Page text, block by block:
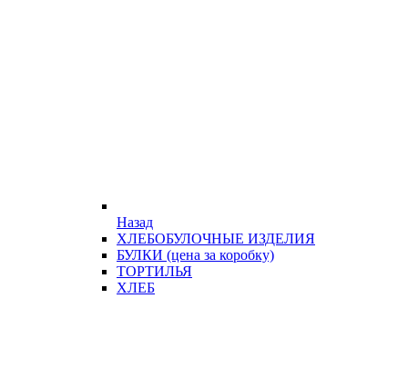
Назад
ХЛЕБОБУЛОЧНЫЕ ИЗДЕЛИЯ
БУЛКИ (цена за коробку)
ТОРТИЛЬЯ
ХЛЕБ